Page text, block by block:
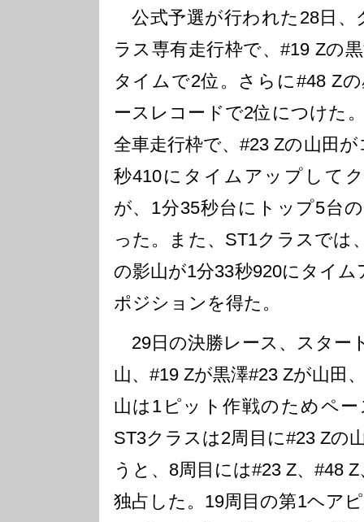
公式予選が行われた28日、
ラス専有走行枠で、#19 Zの
タイムで2位。さらに#48 Z
ースレコードで2位につけた
全車走行枠で、#23 Zの山田
秒410にタイムアップして
が、1分35秒台にトップ5台
った。また、ST1クラスでは
の影山が1分33秒920にタイ
ポジションを得た。
29日の決勝レース、スター
山、#19 Zが黒澤#23 Zが山田
山は1ピット作戦のためペ
ST3クラスは2周目に#23 Zの
うと、8周目には#23 Z、#48
独占した。19周目の第1ヘア